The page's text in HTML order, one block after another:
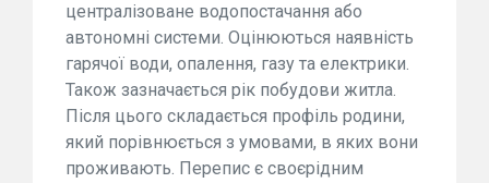
централізоване водопостачання або
автономні системи. Оцінюються наявність
гарячої води, опалення, газу та електрики.
Також зазначається рік побудови житла.
Після цього складається профіль родини,
який порівнюється з умовами, в яких вони
проживають. Перепис є своєрідним